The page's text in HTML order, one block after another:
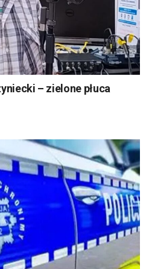
– zielone płuca